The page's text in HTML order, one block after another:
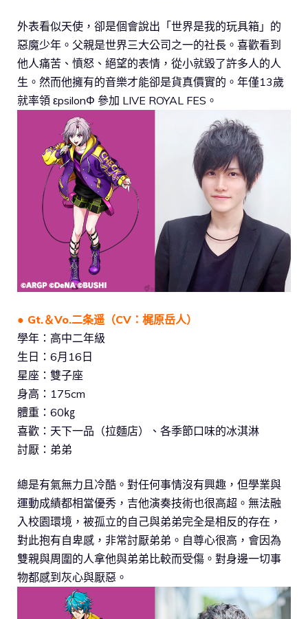
外表看似天使，卻是個會說出「世界是我的玩具箱」的
惡魔少年。父親是世界三大公司之一的社長。喜歡看到
他人痛苦、憤怒、絕望的表情，從小就毀了許多人的人
生。然而他擁有的音樂才能卻是貨真價實的。年僅13歲
就率領 εpsilonΦ 參加 LIVE ROYAL FES。
● Gt.＆Vo.二条遥（CV：梶原岳人）
學年：高中二年級
生日：6月16日
星座：雙子座
身高：175cm
體重：60㎏
喜歡：天下一品（拉麵店）、各季節口味的冰淇淋
討厭：弟弟
總是有氣無力且冷酷。對任何事情沒有興趣，但學業與
運動成績都相當優秀，吉他演奏技術也很高超。無法融
入校園環境，被孤立的自己與弟弟完全是相反的存在，
對此抱有自卑感，非常討厭弟弟。自尊心很高，會因為
雙親與周圍的人拿他與弟弟比較而受傷。對身邊一切事
物都感到灰心與厭惡。